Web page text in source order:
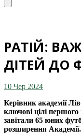
РАТІЙ:
ДІТЕЙ ДО
10 Чер 2024
Керівник академії
ключові цілі першого
завітали 65 юних
розширення Академії.